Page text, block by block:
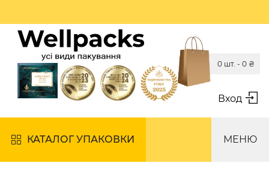
Вход
0 шт. - 0 ₴
КАТАЛОГ УПАКОВКИ МЕНЮ